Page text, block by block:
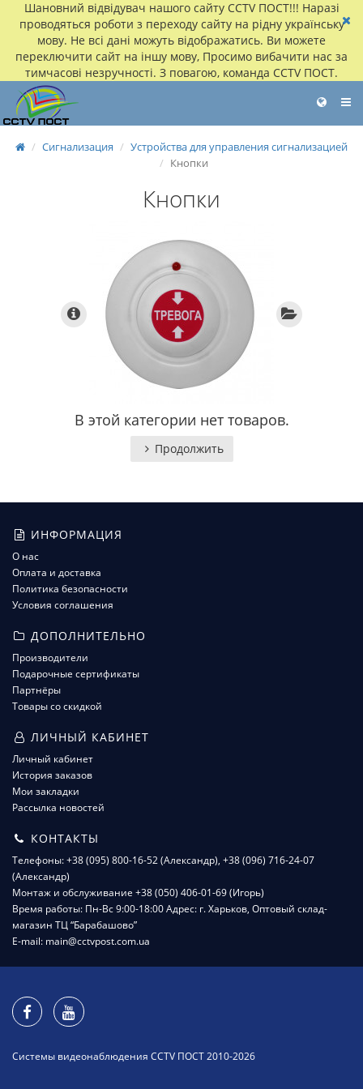
Шановний відвідувач нашого сайту CCTV ПОСТ!!! Наразі
проводяться роботи з переходу сайту на рідну українську
мову. Не всі дані можуть відображатись. Ви можете
переключити сайт на іншу мову, Просимо вибачити нас за
тимчасові незручності. З повагою, команда CCTV ПОСТ.
Сигнализация
Устройства для управления сигнализацией
Кнопки
Кнопки
В этой категории нет товаров.
Продолжить
ИНФОРМАЦИЯ
О нас
Оплата и доставка
Политика безопасности
Условия соглашения
ДОПОЛНИТЕЛЬНО
Производители
Подарочные сертификаты
Партнёры
Товары со скидкой
ЛИЧНЫЙ КАБИНЕТ
Личный кабинет
История заказов
Мои закладки
Рассылка новостей
КОНТАКТЫ
Телефоны: +38 (095) 800-16-52 (Александр), +38 (096) 716-24-07
(Александр)
Монтаж и обслуживание +38 (050) 406-01-69 (Игорь)
Время работы: Пн-Вс 9:00-18:00 Адрес: г. Харьков, Оптовый склад-
магазин ТЦ “Барабашово”
E-mail: main@cctvpost.com.ua
Системы видеонаблюдения CCTV ПОСТ 2010-2026